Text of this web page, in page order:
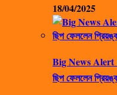
18/04/2025
Big News Alert :
ছিপ ফেললেন